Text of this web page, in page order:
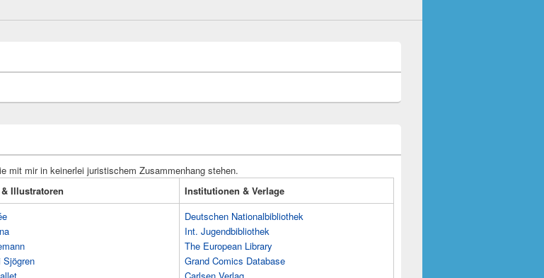
mit mir in keinerlei juristischem Zusammenhang stehen.
Illustratoren
Institutionen & Verlage
Sjögren
Deutschen Nationalbibliothek
Int. Jugendbibliothek
The European Library
Grand Comics Database